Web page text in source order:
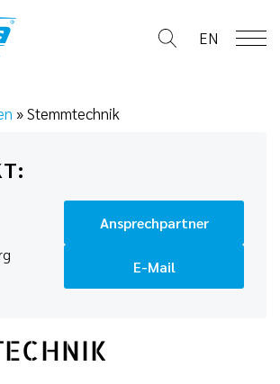
EN
»Stemmtechnik
Ansprechpartner
E-Mail